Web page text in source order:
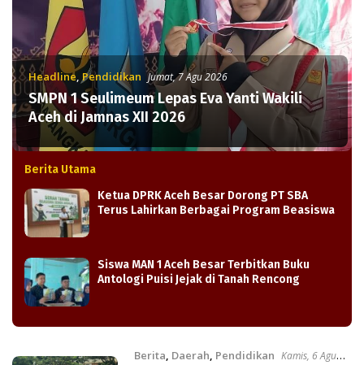
Headline, Pendidikan Jumat, 7 Agu 2026
SMPN 1 Seulimeum Lepas Eva Yanti Wakili
Aceh di Jamnas XII 2026
Berita Utama
Ketua DPRK Aceh Besar Dorong PT SBA
Terus Lahirkan Berbagai Program Beasiswa
Siswa MAN 1 Aceh Besar Terbitkan Buku
Antologi Puisi Jejak di Tanah Rencong
Berita, Daerah, Pendidikan Kamis, 6 Agu